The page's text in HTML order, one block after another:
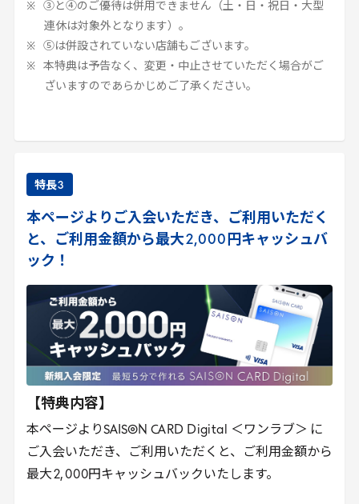
③と④のご優待は併用できません（土・日・祝日・大型
連休は対象外となります）。
⑤は併設されていない店舗もございます。
本特典は予告なく、変更・中止させていただく場合がご
ざいますのであらかじめご了承ください。
特長3
本ページよりご入会いただき、ご利用いただく
と、ご利用金額から最大2,000 円キャッシュバ
ック！
【特典内容】
本ページよりSAISON CARD Digital
＜ワンラブ＞ に
ご入会いただき、ご利用いただくと、ご利用金額から
最大2,000円キャッシュバックいたします。